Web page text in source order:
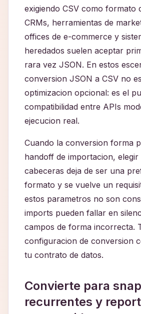
exigiendo CSV como formato
CRMs, herramientas de
offices de e-commerce y
heredados suelen aceptar
rara vez JSON. En estos
conversion JSON a CSV no
optimizacion opcional: es el
compatibilidad entre APIs
ejecucion real.
Cuando la conversion forma
handoff de importacion, elegir
cabeceras deja de ser una
formato y se vuelve un
estos parametros no son
imports pueden fallar en
campos de forma incorrecta.
configuracion de conversion
tu contrato de datos.
Convierte para
recurrentes y